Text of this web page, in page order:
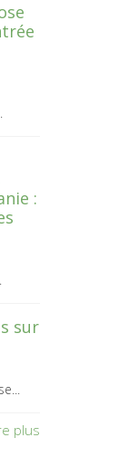
:
sur
plus